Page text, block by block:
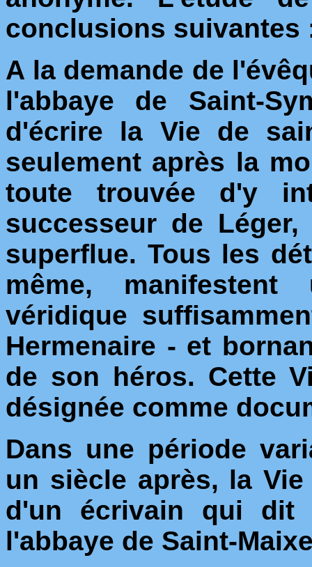
conclusions suivantes
A la demande de
l'abbaye de Saint-
d'écrire la Vie de
seulement après la
toute trouvée d'y
successeur de
superflue. Tous les
même, manifestent
véridique
Hermenaire - et
de son héros. Cette
désignée comme
Dans une période
un siècle après, la
d'un écrivain qui dit
l'abbaye de Saint-